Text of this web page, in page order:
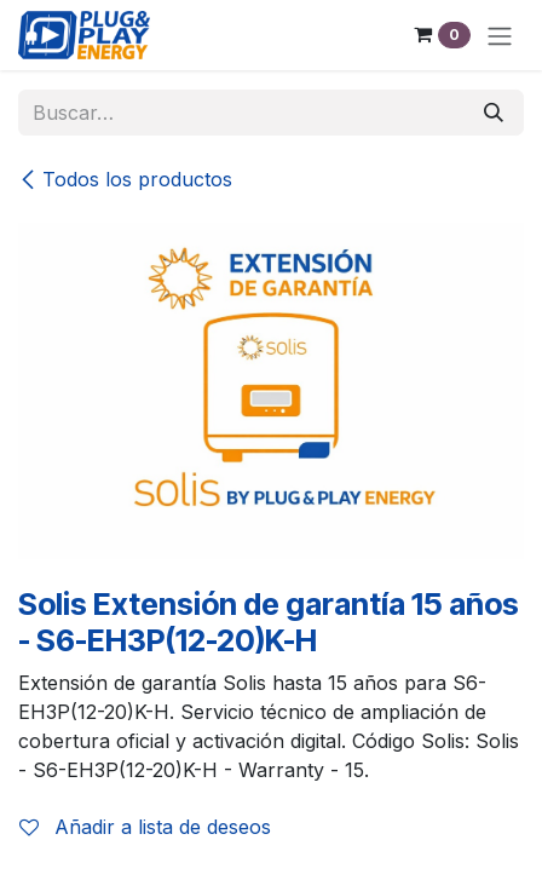
Ir al contenido
0
Todos los productos
Solis Extensión de garantía 15 años
- S6-EH3P(12-20)K-H
Extensión de garantía Solis hasta 15 años para S6-
EH3P(12-20)K-H. Servicio técnico de ampliación de
cobertura oficial y activación digital. Código Solis: Solis
- S6-EH3P(12-20)K-H - Warranty - 15.
Añadir a lista de deseos